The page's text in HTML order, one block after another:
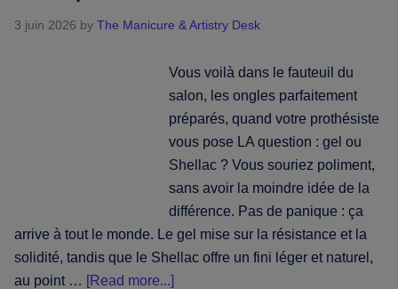
des
de
l'entretien
et
du
déroulement
3 juin 2026 by The Manicure & Artistry Desk
Vous voilà dans le fauteuil du
salon, les ongles parfaitement
préparés, quand votre prothésiste
vous pose LA question : gel ou
Shellac ? Vous souriez poliment,
sans avoir la moindre idée de la
différence. Pas de panique : ça
arrive à tout le monde. Le gel mise sur la résistance et la
solidité, tandis que le Shellac offre un fini léger et naturel,
au point … [Read more...]about